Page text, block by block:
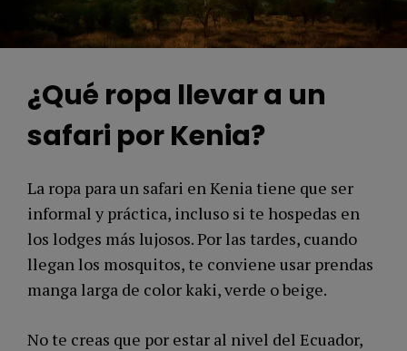
¿Qué ropa llevar a un
safari por Kenia?
La ropa para un safari en Kenia tiene que ser
informal y práctica, incluso si te hospedas en
los lodges más lujosos. Por las tardes, cuando
llegan los mosquitos, te conviene usar prendas
manga larga de color kaki, verde o beige.
No te creas que por estar al nivel del Ecuador,